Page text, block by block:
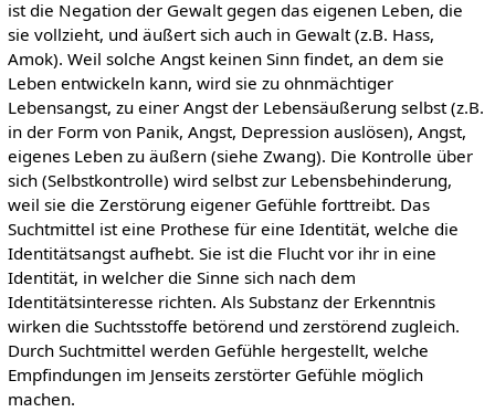
ist die Negation der Gewalt gegen das eigenen Leben, die
sie vollzieht, und äußert sich auch in Gewalt (z.B. Hass,
Amok). Weil solche Angst keinen Sinn findet, an dem sie
Leben entwickeln kann, wird sie zu ohnmächtiger
Lebensangst, zu einer Angst der Lebensäußerung selbst (z.B.
in der Form von Panik, Angst, Depression auslösen), Angst,
eigenes Leben zu äußern (siehe Zwang). Die Kontrolle über
sich (Selbstkontrolle) wird selbst zur Lebensbehinderung,
weil sie die Zerstörung eigener Gefühle forttreibt. Das
Suchtmittel ist eine Prothese für eine Identität, welche die
Identitätsangst aufhebt. Sie ist die Flucht vor ihr in eine
Identität, in welcher die Sinne sich nach dem
Identitätsinteresse richten. Als Substanz der Erkenntnis
wirken die Suchtsstoffe betörend und zerstörend zugleich.
Durch Suchtmittel werden Gefühle hergestellt, welche
Empfindungen im Jenseits zerstörter Gefühle möglich
machen.